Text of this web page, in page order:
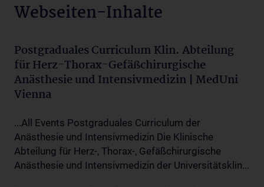
Webseiten-Inhalte
Postgraduales Curriculum Klin. Abteilung
für Herz-Thorax-Gefäßchirurgische
Anästhesie und Intensivmedizin | MedUni
Vienna
...All Events Postgraduales Curriculum der
Anästhesie und Intensivmedizin Die Klinische
Abteilung für Herz-, Thorax-, Gefäßchirurgische
Anästhesie und Intensivmedizin der Universitätsklin...